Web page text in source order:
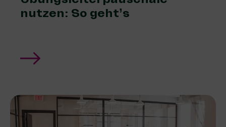
nutzen: So geht’s